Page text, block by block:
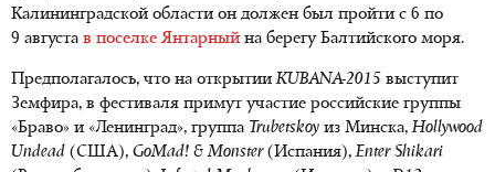
Калининградской области он должен был пройти с 6 по
9 августа в поселке Янтарный на берегу Балтийского моря.
Предполагалось, что на открытииKUBANA-2015 выступит
Земфира, в фестиваля примут участие российские группы
«Браво» и «Ленинград», группа Trubetskoy из Минска,Hollywood
Undead (США), GoMad! & Monster(Испания),Enter Shikari